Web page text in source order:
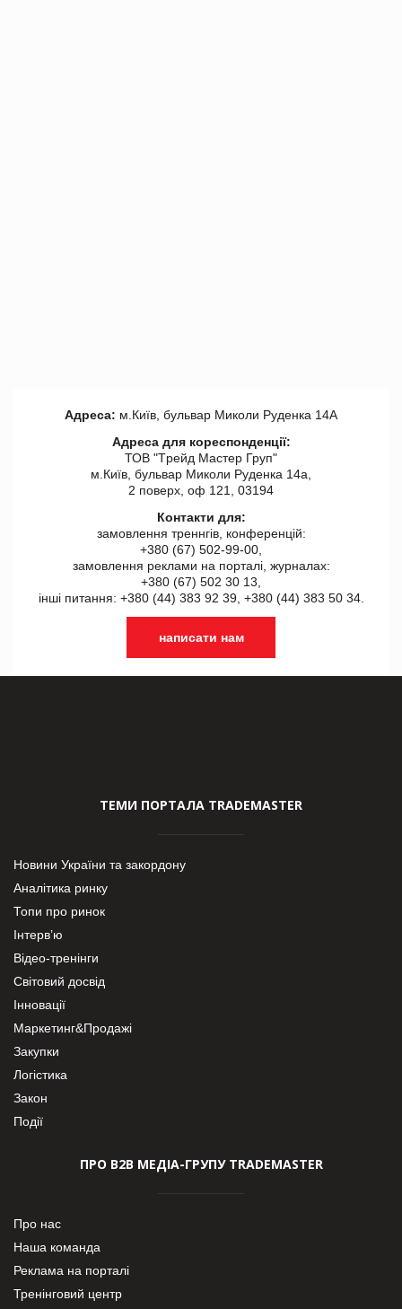
Адреса: м.Київ, бульвар Миколи Руденка 14А
Адреса для кореспонденції:
ТОВ "Tрейд Мастер Груп"
м.Київ, бульвар Миколи Руденка 14а,
2 поверх, оф 121, 03194
Контакти для:
замовлення треннгів, конференцій:
+380 (67) 502-99-00,
замовлення реклами на порталі, журналах:
+380 (67) 502 30 13,
інші питання: +380 (44) 383 92 39, +380 (44) 383 50 34.
написати нам
ТЕМИ ПОРТАЛА TRADEMASTER
Новини України та закордону
Аналітика ринку
Топи про ринок
Інтерв’ю
Відео-тренінги
Світовий досвід
Інновації
Маркетинг&Продажі
Закупки
Логістика
Закон
Події
ПРО В2В МЕДІА-ГРУПУ TRADEMASTER
Про нас
Наша команда
Реклама на порталі
Тренінговий центр